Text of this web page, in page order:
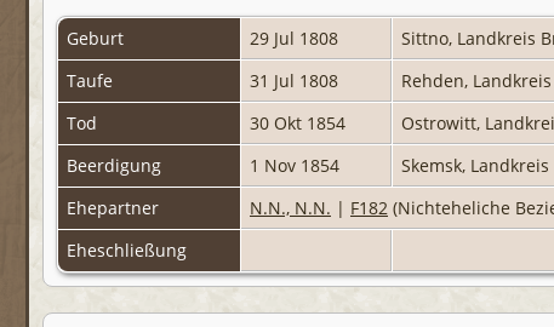
Geburt 29 Jul 1808
Sittno, Landkreis
Taufe
31 Jul 1808
Rehden,
Tod
30 Okt 1854
Ostrowitt,
Beerdigung
1 Nov 1854
Skemsk,
Ehepartner
N.N., N.N. | F182 (Nichteheliche
Eheschließung